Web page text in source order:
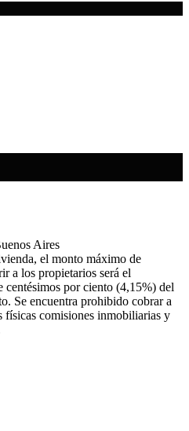
Aires
el monto máximo de
a los propietarios será el
por ciento (4,15%) del
Se encuentra prohibido cobrar a
físicas comisiones inmobiliarias y